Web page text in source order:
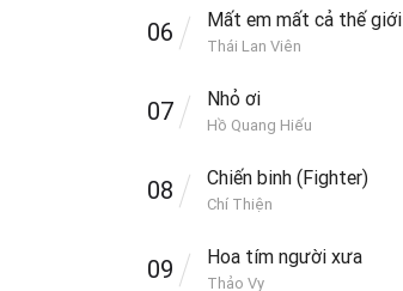
06 Mất em mất cả thế giới
Thái Lan Viên
07 Nhỏ ơi
Hồ Quang Hiếu
08 Chiến binh (Fighter)
Chí Thiện
09 Hoa tím người xưa
Thảo Vy